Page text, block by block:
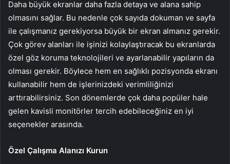
Daha büyük ekranlar daha fazla detaya ve alana sahip
olmasını sağlar. Bu nedenle çok sayıda dokuman ve sayfa
ile çalışmanız gerekiyorsa büyük bir ekran almanız gerekir.
Çok görev alanları ile işinizi kolaylaştıracak bu ekranlarda
özel göz koruma teknolojileri ve ayarlanabilir yapıların da
olması gerekir. Böylece hem en sağlıklı pozisyonda ekranı
kullanabilir hem de işlerinizdeki verimliliğinizi
arttırabilirsiniz. Son dönemlerde çok daha popüler hale
gelen kavisli monitörler tercih edebileceğiniz en iyi
seçenekler arasında.
Özel Çalışma Alanızı Kurun